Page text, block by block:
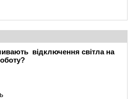
відключення світла на